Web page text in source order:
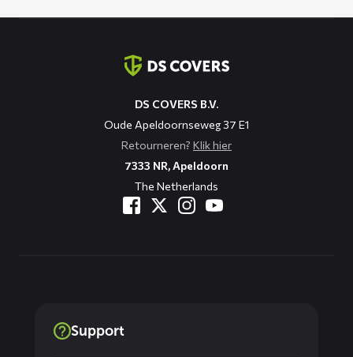
DS COVERS B.V.
Oude Apeldoornseweg 37 E1
Retourneren? Klik hier
7333 NR, Apeldoorn
The Netherlands
Support